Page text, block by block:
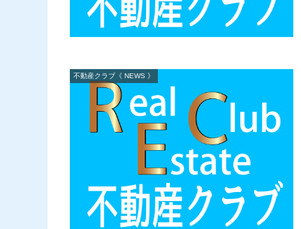
不動産クラブ《 NEWS 》